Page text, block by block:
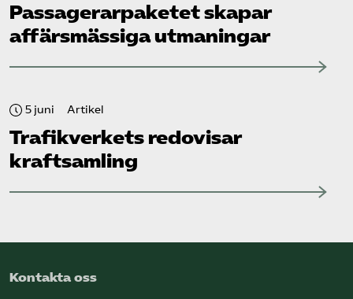
Passagerarpaketet skapar
affärsmässiga utmaningar
5 juni Artikel
Trafikverkets redovisar
kraftsamling
Kontakta oss